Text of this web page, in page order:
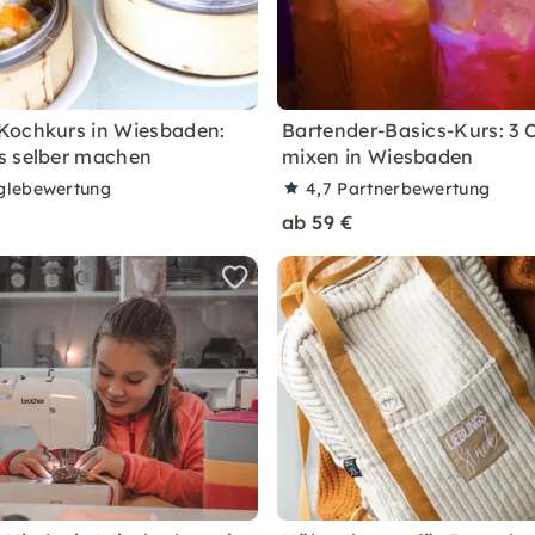
in Wiesbaden:
selber machen
Bartender-Basics-Kurs: 3
mixen in Wiesbaden
4,7 Partnerbewertung
ab 59 €